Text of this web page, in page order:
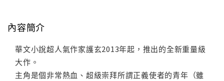
內容簡介
華文小說超人氣作家護玄2013年起，推出的全新重量級
大作。
主角是個非常熱血、超級崇拜所謂正義使者的青年（雖